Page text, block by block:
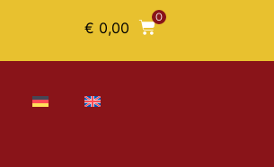
€ 0,00
0